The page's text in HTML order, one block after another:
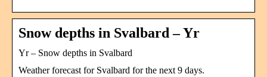
Snow depths in Svalbard – Yr
Yr – Snow depths in Svalbard
Weather forecast for Svalbard for the next 9 days.